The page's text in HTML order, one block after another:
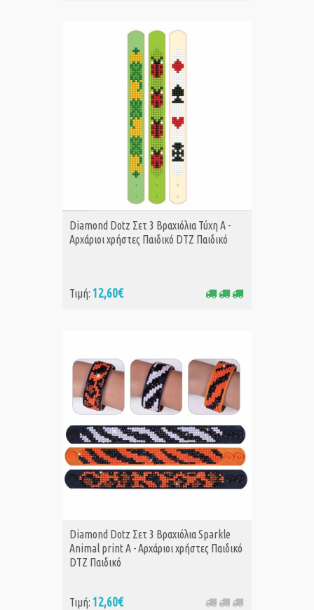
ΑΓΟΡΑ
Diamond Dotz Σετ 3 Βραχιόλια Τύχη Α -
Αρχάριοι χρήστες Παιδικό DTZ Παιδικό
Τιμή: 12,60€
Diamond Dotz Σετ 3 Βραχιόλια Sparkle
Animal print Α - Αρχάριοι χρήστες Παιδικό
DTZ Παιδικό
Τιμή: 12,60€